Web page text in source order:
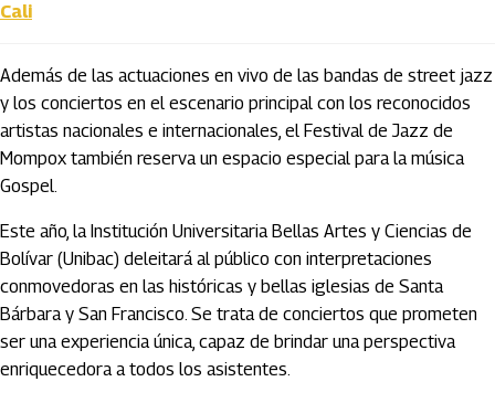
Cali
Además de las actuaciones en vivo de las bandas de street jazz
y los conciertos en el escenario principal con los reconocidos
artistas nacionales e internacionales, el Festival de Jazz de
Mompox también reserva un espacio especial para la música
Gospel.
Este año, la Institución Universitaria Bellas Artes y Ciencias de
Bolívar (Unibac) deleitará al público con interpretaciones
conmovedoras en las históricas y bellas iglesias de Santa
Bárbara y San Francisco. Se trata de conciertos que prometen
ser una experiencia única, capaz de brindar una perspectiva
enriquecedora a todos los asistentes.